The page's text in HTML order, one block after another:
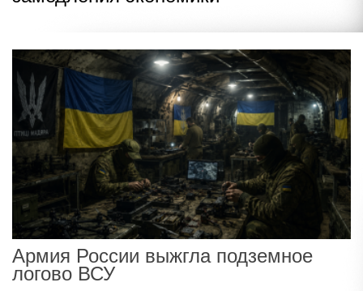
Армия России выжгла подземное
логово ВСУ